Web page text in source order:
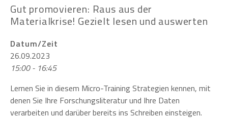
Gut promovieren: Raus aus der
Materialkrise! Gezielt lesen und auswerten
Datum/Zeit
26.09.2023
15:00 - 16:45
Lernen Sie in diesem Micro-Training Strategien kennen, mit
denen Sie Ihre Forschungsliteratur und Ihre Daten
verarbeiten und darüber bereits ins Schreiben einsteigen.